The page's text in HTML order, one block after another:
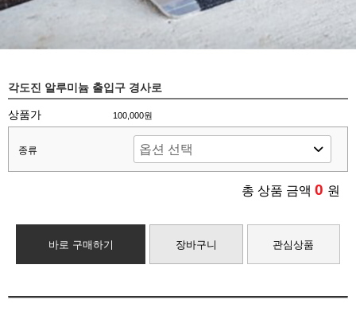
각도진 알루미늄 출입구 경사로
상품가 100,000원
종류
총 상품 금액 0 원
바로 구매하기 장바구니 관심상품